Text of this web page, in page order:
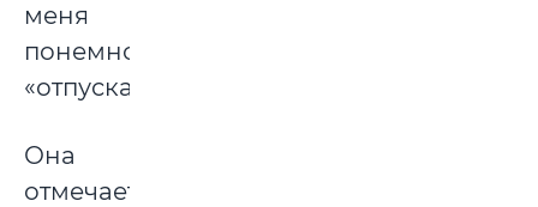
меня
понемногу
«отпускает».
Она
отмечает,